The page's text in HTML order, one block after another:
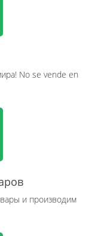
No se vende en
и производим